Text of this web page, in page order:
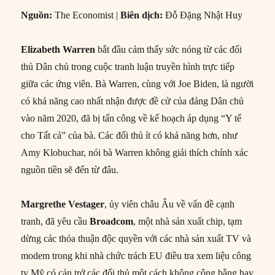
Nguồn: The Economist |Biên dịch: Đỗ Đặng Nhật Huy
Elizabeth Warren bắt đầu cảm thấy sức nóng từ các đối
thủ Dân chủ trong cuộc tranh luận truyền hình trực tiếp
giữa các ứng viên. Bà Warren, cùng với Joe Biden, là người
có khả năng cao nhất nhận được đề cử của đảng Dân chủ
vào năm 2020, đã bị tấn công về kế hoạch áp dụng “Y tế
cho Tất cả” của bà. Các đối thủ ít có khả năng hơn, như
Amy Klobuchar, nói bà Warren không giải thích chính xác
nguồn tiền sẽ đến từ đâu.
Margrethe Vestager, ủy viên châu Âu về vấn đề cạnh
tranh, đã yêu cầuBroadcom, một nhà sản xuất chip, tạm
dừng các thỏa thuận độc quyền với các nhà sản xuất TV và
modem trong khi nhà chức trách EU điều tra xem liệu công